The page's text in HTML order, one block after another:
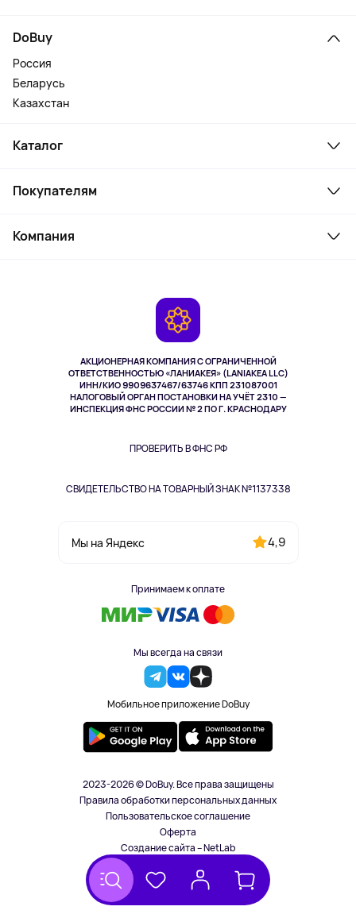
АКЦИОНЕРНАЯ КОМПАНИЯ С ОГРАНИЧЕННОЙ
ОТВЕТСТВЕННОСТЬЮ «ЛАНИАКЕЯ» (LANIAKEA LLC)
ИНН/КИО 9909637467/63746 КПП 231087001
НАЛОГОВЫЙ ОРГАН ПОСТАНОВКИ НА УЧЁТ 2310 —
ИНСПЕКЦИЯ ФНС РОССИИ № 2 ПО Г. КРАСНОДАРУ
ПРОВЕРИТЬ В ФНС РФ
СВИДЕТЕЛЬСТВО НА ТОВАРНЫЙ ЗНАК №1137338
Мы на Яндекс 4,9
Принимаем к оплате
Мы всегда на связи
Мобильное приложение DoBuy
DoBuy
Россия
Беларусь
Казахстан
Каталог
Ноутбуки, мониторы, VR
Косметика и уход
Здоровье питомцев
Одежда и аксессуары
Покупателям
Как заказать
Компания
2023-2026 © DoBuy. Все права защищены
Правила обработки персональных данных
Пользовательское соглашение
Оферта
Создание сайта – NetLab